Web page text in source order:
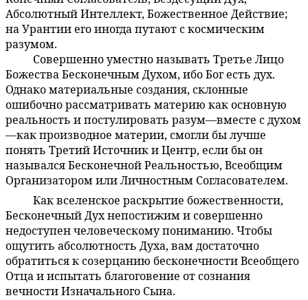
Абсолютный Интеллект, Божественное Действие;
на Урантии его иногда путают с космическим
разумом.
Совершенно уместно называть Третье Лицо
Божества Бесконечным Духом, ибо Бог есть дух.
Однако материальные создания, склонные
ошибочно рассматривать материю как основную
реальность и постулировать разум—вместе с духом
—как производное материи, смогли бы лучше
понять Третий Источник и Центр, если бы он
назывался Бесконечной Реальностью, Всеобщим
Организатором или Личностным Согласователем.
Как вселенское раскрытие божественности,
Бесконечный Дух непостижим и совершенно
недоступен человеческому пониманию. Чтобы
ощутить абсолютность Духа, вам достаточно
обратиться к созерцанию бесконечности Всеобщего
Отца и испытать благоговение от сознания
вечности Изначального Сына.